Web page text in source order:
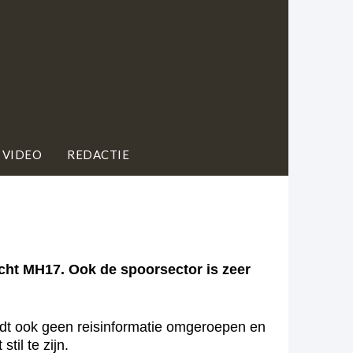
VIDEO REDACTIE
MH17. Ook de spoorsector is zeer
ook geen reisinformatie omgeroepen en
stil te zijn.